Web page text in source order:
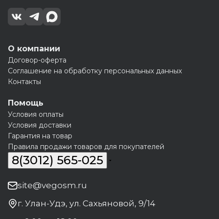
О компании
Договор-оферта
Соглашение на обработку персональных данных
Контакты
Помощь
Условия оплаты
Условия доставки
Гарантия на товар
Правила продажи товаров для покупателей
8(3012) 565-025
site@vegosm.ru
г. Улан-Удэ, ул. Сахьяновой, 9/14